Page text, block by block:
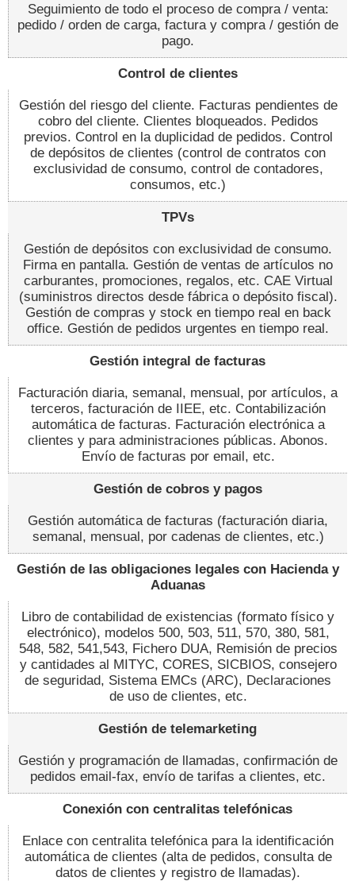
Seguimiento de todo el proceso de compra / venta:
pedido / orden de carga, factura y compra / gestión de
pago.
Control de clientes
Gestión del riesgo del cliente. Facturas pendientes de
cobro del cliente. Clientes bloqueados. Pedidos
previos. Control en la duplicidad de pedidos. Control
de depósitos de clientes (control de contratos con
exclusividad de consumo, control de contadores,
consumos, etc.)
TPVs
Gestión de depósitos con exclusividad de consumo.
Firma en pantalla. Gestión de ventas de artículos no
carburantes, promociones, regalos, etc. CAE Virtual
(suministros directos desde fábrica o depósito fiscal).
Gestión de compras y stock en tiempo real en back
office. Gestión de pedidos urgentes en tiempo real.
Gestión integral de facturas
Facturación diaria, semanal, mensual, por artículos, a
terceros, facturación de IIEE, etc. Contabilización
automática de facturas. Facturación electrónica a
clientes y para administraciones públicas. Abonos.
Envío de facturas por email, etc.
Gestión de cobros y pagos
Gestión automática de facturas (facturación diaria,
semanal, mensual, por cadenas de clientes, etc.)
Gestión de las obligaciones legales con Hacienda y
Aduanas
Libro de contabilidad de existencias (formato físico y
electrónico), modelos 500, 503, 511, 570, 380, 581,
548, 582, 541,543, Fichero DUA, Remisión de precios
y cantidades al MITYC, CORES, SICBIOS, consejero
de seguridad, Sistema EMCs (ARC), Declaraciones
de uso de clientes, etc.
Gestión de telemarketing
Gestión y programación de llamadas, confirmación de
pedidos email-fax, envío de tarifas a clientes, etc.
Conexión con centralitas telefónicas
Enlace con centralita telefónica para la identificación
automática de clientes (alta de pedidos, consulta de
datos de clientes y registro de llamadas).